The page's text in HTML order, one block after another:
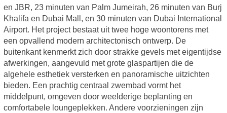
en JBR, 23 minuten van Palm Jumeirah, 26 minuten van Burj
Khalifa en Dubai Mall, en 30 minuten van Dubai International
Airport. Het project bestaat uit twee hoge woontorens met
een opvallend modern architectonisch ontwerp. De
buitenkant kenmerkt zich door strakke gevels met eigentijdse
afwerkingen, aangevuld met grote glaspartijen die de
algehele esthetiek versterken en panoramische uitzichten
bieden. Een prachtig centraal zwembad vormt het
middelpunt, omgeven door weelderige beplanting en
comfortabele loungeplekken. Andere voorzieningen zijn